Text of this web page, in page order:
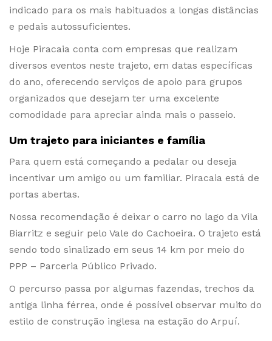
indicado para os mais habituados a longas distâncias
e pedais autossuficientes.
Hoje Piracaia conta com empresas que realizam
diversos eventos neste trajeto, em datas específicas
do ano, oferecendo serviços de apoio para grupos
organizados que desejam ter uma excelente
comodidade para apreciar ainda mais o passeio.
Um trajeto para iniciantes e família
Para quem está começando a pedalar ou deseja
incentivar um amigo ou um familiar. Piracaia está de
portas abertas.
Nossa recomendação é deixar o carro no lago da Vila
Biarritz e seguir pelo Vale do Cachoeira. O trajeto está
sendo todo sinalizado em seus 14 km por meio do
PPP – Parceria Público Privado.
O percurso passa por algumas fazendas, trechos da
antiga linha férrea, onde é possível observar muito do
estilo de construção inglesa na estação do Arpuí.